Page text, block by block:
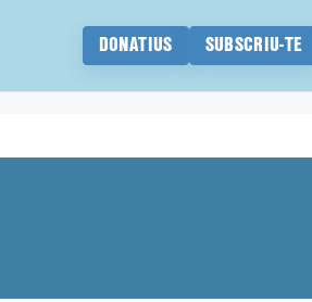
DONATIUS SUBSCRIU-TE